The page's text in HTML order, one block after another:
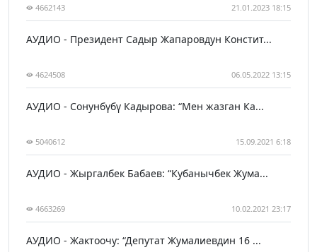
4662143 21.01.2023 18:15
АУДИО - Президент Садыр Жапаровдун Констит...
4624508 06.05.2022 13:15
АУДИО - Сонунбүбү Кадырова: “Мен жазган Ка...
5040612 15.09.2021 6:18
АУДИО - Жыргалбек Бабаев: “Кубанычбек Жума...
4663269 10.02.2021 23:17
АУДИО - Жактоочу: “Депутат Жумалиевдин 16 ...